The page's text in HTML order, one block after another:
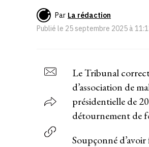
Par La rédaction
Publié le 25 septembre 2025 à
Le Tribunal
d’association de
présidentielle de
détournement de
Soupçonné